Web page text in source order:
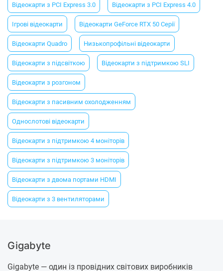
Відеокарти з PCI Express 3.0 Відеокарти з PCI Express 4.0
Ігрові відеокарти Відеокарти GeForce RTX 50 Серії
Відеокарти Quadro Низькопрофільні відеокарти
Відеокарти з підсвіткою Відеокарти з підтримкою SLI
Відеокарти з розгоном
Відеокарти з пасивним охолодженням
Однослотові відеокарти
Відеокарти з підтримкою 4 моніторів
Відеокарти з підтримкою 3 моніторів
Відеокарти з двома портами HDMI
Відеокарти з 3 вентиляторами
Gigabyte
Gigabyte — один із провідних світових виробників